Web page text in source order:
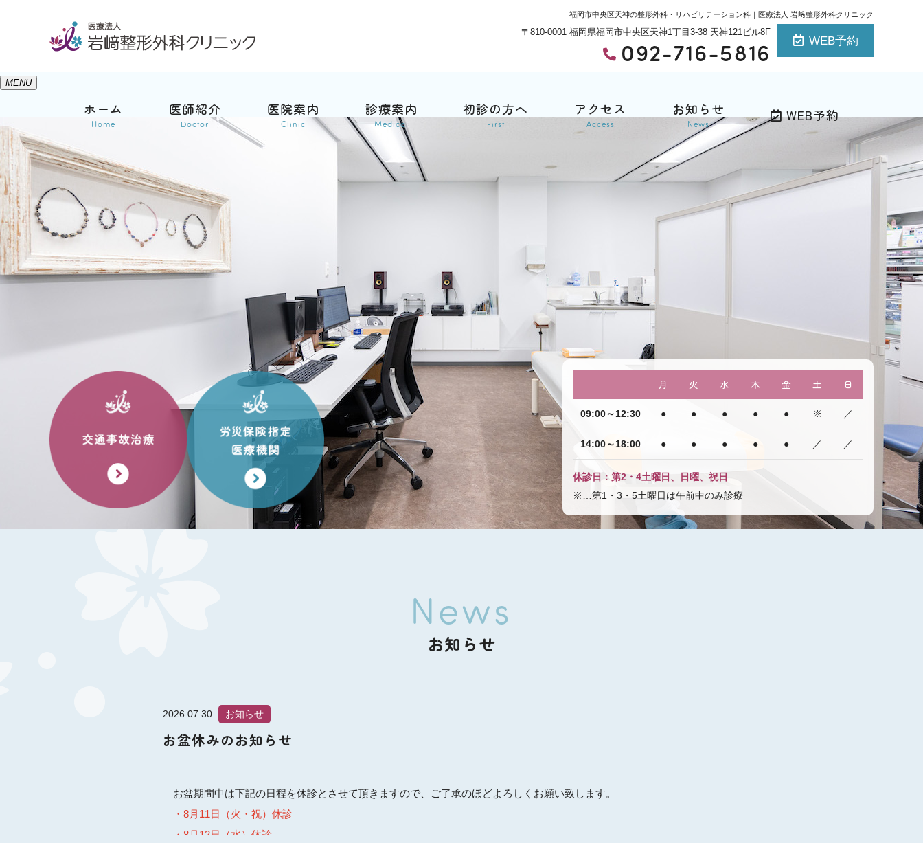
福岡市中央区天神の整形外科・リハビリテーション科｜医療法人 岩﨑整形外科クリニック
〒810-0001 福岡県福岡市中央区天神1丁目3-38 天神121ビル8F
092-716-5816 WEB予約
MENU
ホーム
Home
医師紹介
Doctor
医院案内
Clinic
診療案内
Medical
初診の方へ
First
アクセス
Access
お知らせ
News
WEB予約
月 火 水 木 金 土 日
09:00～12:30 ● ● ● ● ● ※ ／
14:00～18:00 ● ● ● ● ● ／ ／
休診日：第2・4土曜日、日曜、祝日
※…第1・3・5土曜日は午前中のみ診療
お知らせ
2026.07.30 お知らせ
お盆休みのお知らせ
お盆期間中は下記の日程を休診とさせて頂きますので、ご了承のほどよろしくお願い致します。
・8月11日（火・祝）休診
・8月12日（水）休診